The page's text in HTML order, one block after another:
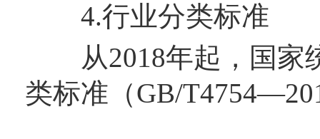
4.行业分类标准
从2018年起，国家
类标准（GB/